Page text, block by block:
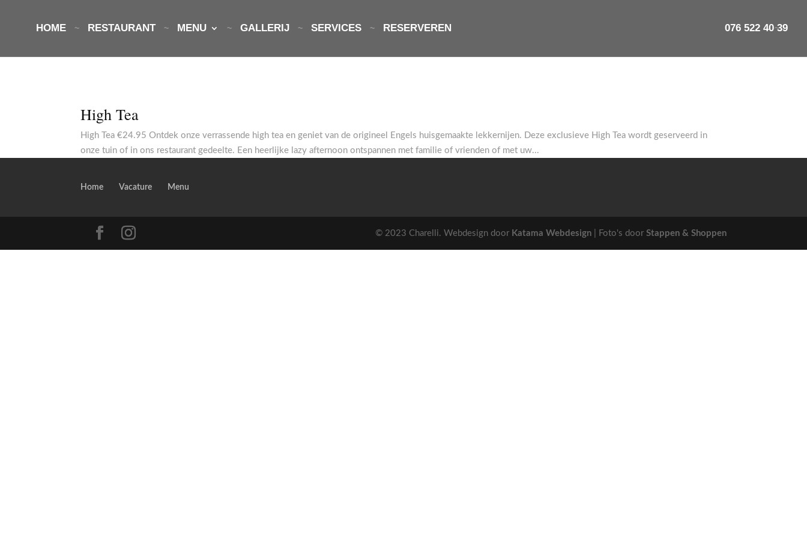
HOME RESTAURANT MENU GALLERIJ SERVICES RESERVEREN 076 522 40 39
High Tea
High Tea €24.95 Ontdek onze verrassende high tea en geniet van de origineel Engels huisgemaakte lekkernijen. Deze exclusieve High Tea wordt geserveerd in
onze tuin of in ons restaurant gedeelte. Een heerlijke lazy afternoon ontspannen met familie of vrienden of met uw...
Home Vacature Menu
© 2023 Charelli. Webdesign door Katama Webdesign| Foto's door Stappen & Shoppen